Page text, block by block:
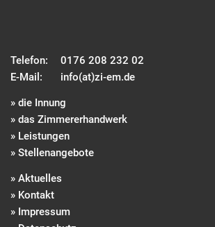
Telefon:
0176 208 232 02
E-Mail:
info(at)zi-em.de
» die Innung
» das Zimmererhandwerk
» Leistungen
» Stellenangebote
» Aktuelles
» Kontakt
» Impressum